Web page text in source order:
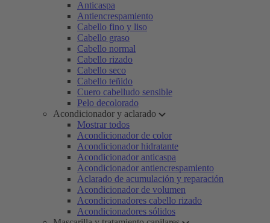
Anticaspa
Antiencrespamiento
Cabello fino y liso
Cabello graso
Cabello normal
Cabello rizado
Cabello seco
Cabello teñido
Cuero cabelludo sensible
Pelo decolorado
Acondicionador y aclarado
Mostrar todos
Acondicionador de color
Acondicionador hidratante
Acondicionador anticaspa
Acondicionador antiencrespamiento
Aclarado de acumulación y reparación
Acondicionador de volumen
Acondicionadores cabello rizado
Acondicionadores sólidos